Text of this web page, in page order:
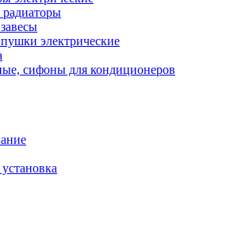
электрические
сифоны для кондиционеров